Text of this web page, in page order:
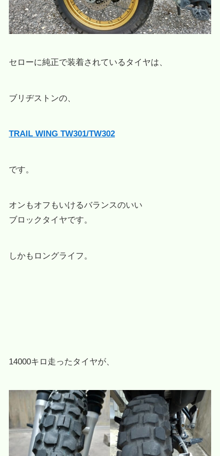
セローに純正で装着されているタイヤは、
ブリヂストンの、
TRAIL WING TW301/TW302
です。
オンもオフもいけるバランスのいい
ブロックタイヤです。
しかもロングライフ。
14000キロ走ったタイヤが、